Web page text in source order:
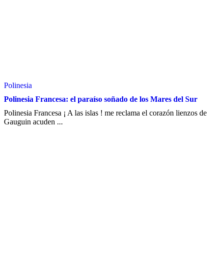
Polinesia
Polinesia Francesa: el paraíso soñado de los Mares del Sur
Polinesia Francesa ¡ A las islas ! me reclama el corazón lienzos de
Gauguin acuden ...